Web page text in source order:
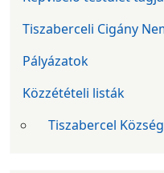
Tiszaberceli Cigány
Pályázatok
Közzétételi listák
Tiszabercel